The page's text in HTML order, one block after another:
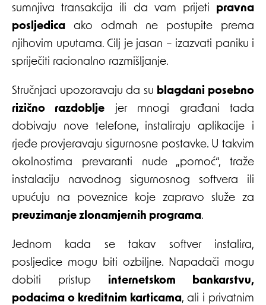
sumnjiva transakcija ili da vam prijeti pravna
posljedica ako odmah ne postupite prema
njihovim uputama. Cilj je jasan – izazvati paniku i
spriječiti racionalno razmišljanje.
Stručnjaci upozoravaju da su blagdani posebno
rizično razdoblje jer mnogi građani tada
dobivaju nove telefone, instaliraju aplikacije i
rjeđe provjeravaju sigurnosne postavke. U takvim
okolnostima prevaranti nude „pomoć“, traže
instalaciju navodnog sigurnosnog softvera ili
upućuju na poveznice koje zapravo služe za
preuzimanje zlonamjernih programa.
Jednom kada se takav softver instalira,
posljedice mogu biti ozbiljne. Napadači mogu
dobiti pristup internetskom bankarstvu,
podacima o kreditnim karticama, ali i privatnim